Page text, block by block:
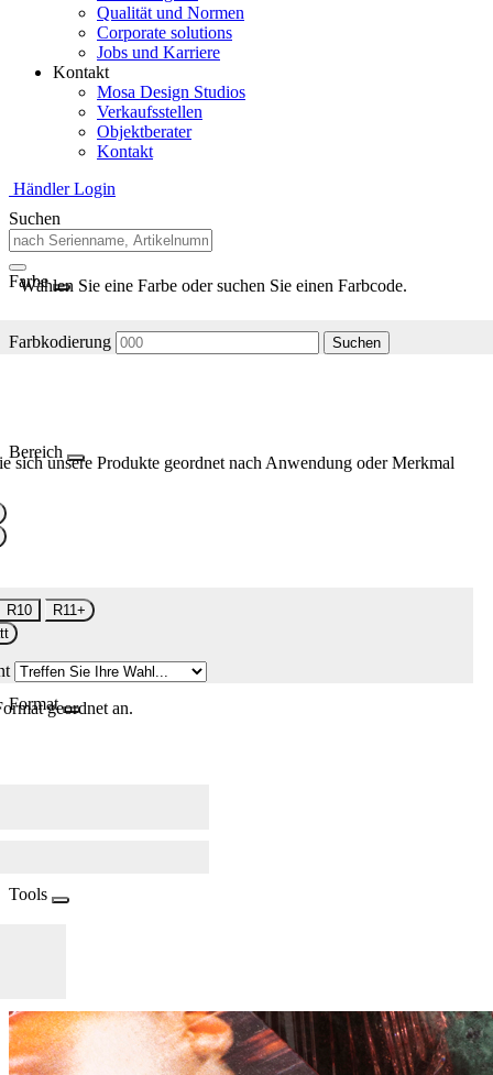
Qualität und Normen
Corporate solutions
Jobs und Karriere
Kontakt
Mosa Design Studios
Verkaufsstellen
Objektberater
Kontakt
Händler Login
Suchen
Farbe
Wählen Sie eine Farbe oder suchen Sie einen Farbcode.
Farbkodierung Suchen
Bereich
sich unsere Produkte geordnet nach Anwendung oder Merkmal
R10
R11+
Formatgeordnet an.
Tools